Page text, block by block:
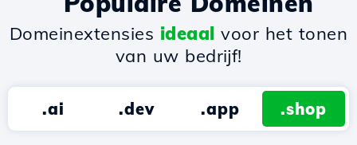
Domeinextensies ideaal voor het tonen
van uw bedrijf!
.ai .dev .app .shop